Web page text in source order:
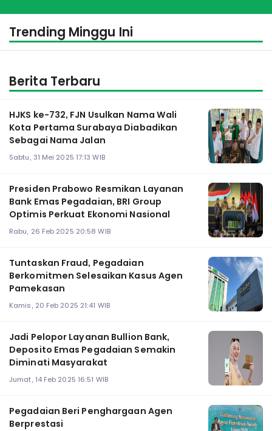
Trending Minggu Ini
Berita Terbaru
HJKS ke-732, FJN Usulkan Nama Wali
Kota Pertama Surabaya Diabadikan
Sebagai Nama Jalan
Sabtu, 31 Mei 2025 17:13 WIB
Presiden Prabowo Resmikan Layanan
Bank Emas Pegadaian, BRI Group
Optimis Perkuat Ekonomi Nasional
Rabu, 26 Feb 2025 20:58 WIB
Tuntaskan Fraud, Pegadaian
Berkomitmen Selesaikan Kasus Agen
Pamekasan
Kamis, 20 Feb 2025 21:41 WIB
Jadi Pelopor Layanan Bullion Bank,
Deposito Emas Pegadaian Semakin
Diminati Masyarakat
Jumat, 14 Feb 2025 16:51 WIB
Pegadaian Beri Penghargaan Agen
Berprestasi